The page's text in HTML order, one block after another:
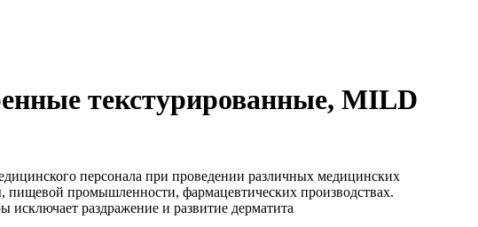
текстурированные, MILD
персонала при проведении различных медицинских
пищевой промышленности, фармацевтических производствах.
исключает раздражение и развитие дерматита